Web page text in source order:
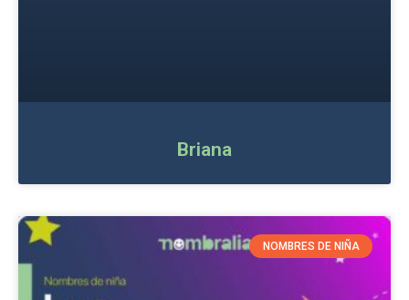
Briana
NOMBRES DE NIÑA